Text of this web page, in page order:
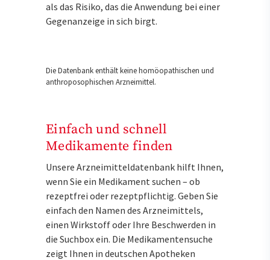
als das Risiko, das die Anwendung bei einer
Gegenanzeige in sich birgt.
Die Datenbank enthält keine homöopathischen und
anthroposophischen Arzneimittel.
Einfach und schnell
Medikamente finden
Unsere Arzneimitteldatenbank hilft Ihnen,
wenn Sie ein Medikament suchen – ob
rezeptfrei oder rezeptpflichtig. Geben Sie
einfach den Namen des Arzneimittels,
einen Wirkstoff oder Ihre Beschwerden in
die Suchbox ein. Die Medikamentensuche
zeigt Ihnen in deutschen Apotheken